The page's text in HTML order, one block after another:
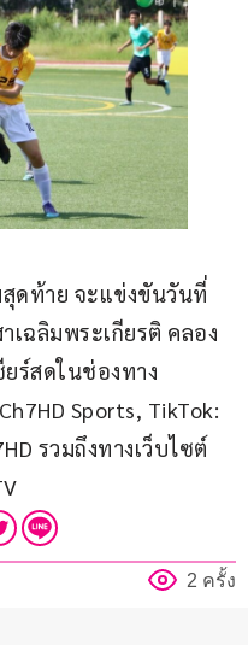
ดท้าย จะแข่งขันวันที่
ฉลิมพระเกียรติ คลอง
ร์สดในช่องทาง
Sports, TikTok:
รวมถึงทางเว็บไซต์
2 ครั้ง